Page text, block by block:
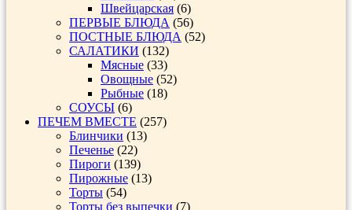
Швейцарская (6)
ПЕРВЫЕ БЛЮДА (56)
ПОСТНЫЕ БЛЮДА (52)
САЛАТИКИ (132)
Мясные (33)
Овощные (52)
Рыбные (18)
СОУСЫ (6)
ПЕЧЕМ ВМЕСТЕ (257)
Блинчики (13)
Печенье (22)
Пироги (139)
Пирожные (13)
Торты (54)
Торты без выпечки (7)